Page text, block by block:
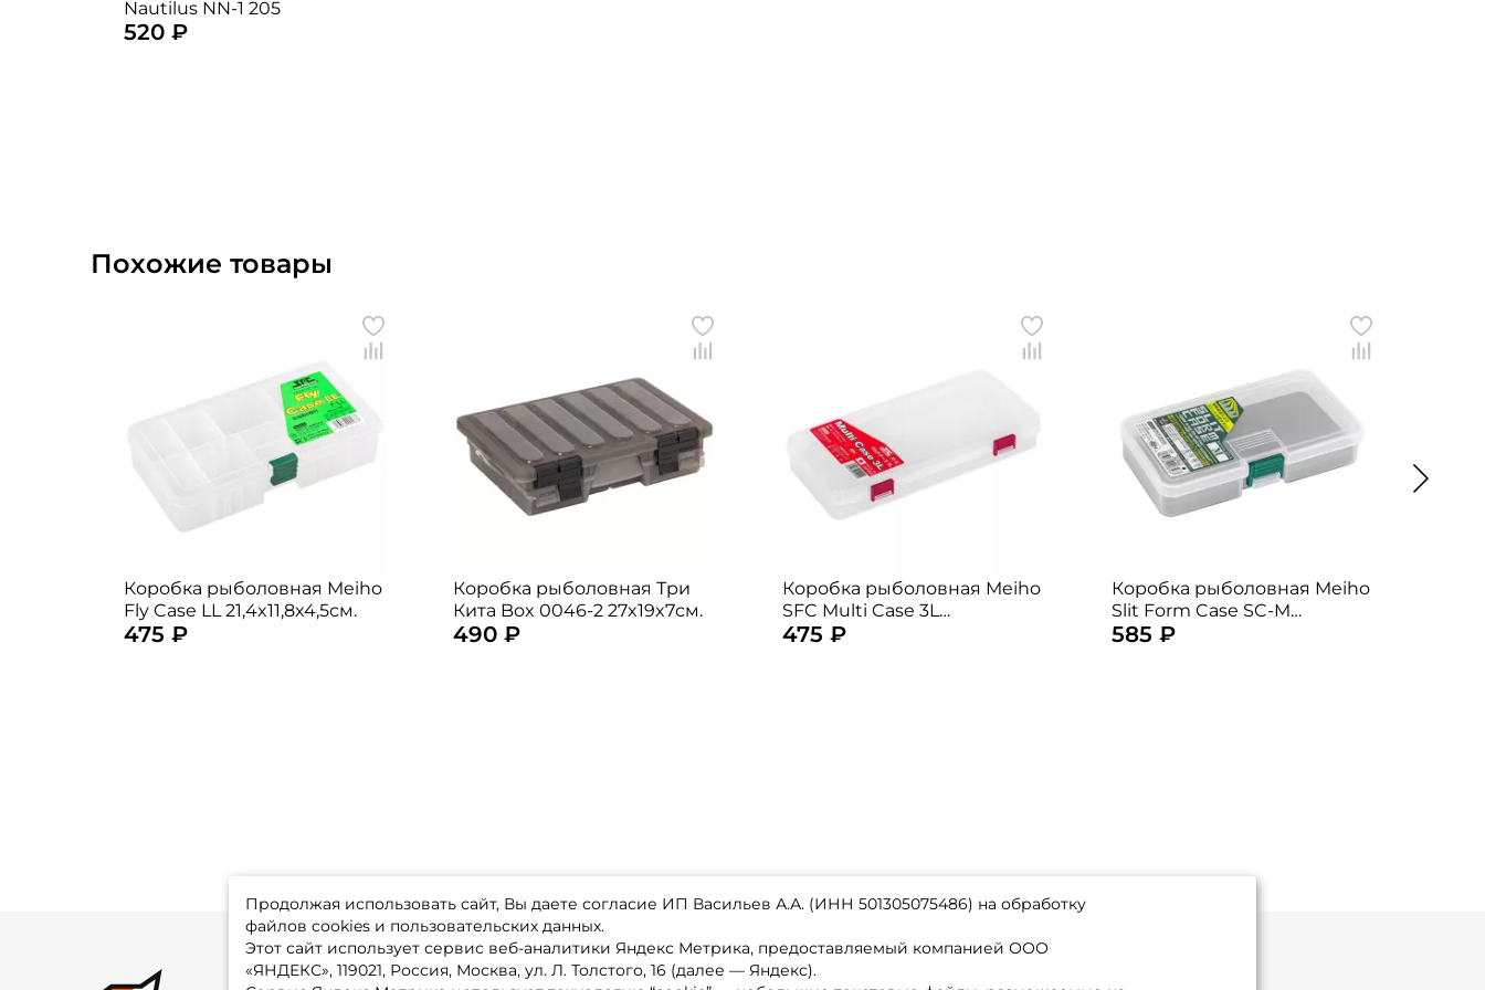
Nautilus NN-1 205
520 ₽
Похожие товары
Коробка рыболовная Meiho
Fly Case LL 21,4x11,8x4,5см.
475 ₽
Коробка рыболовная Три
Кита Box 0046-2 27x19x7см.
490 ₽
Коробка рыболовная Meiho
SFC Multi Case 3L
27,5x13,1x4,5см.
475 ₽
Коробка рыболовная Meiho
Slit Form Case SC-M
16,1x9,1x3,1см.
585 ₽
Продолжая использовать сайт, Вы даете согласие ИП Васильев А.А. (ИНН 501305075486) на обработку
файлов cookies и пользовательских данных.
Этот сайт использует сервис веб-аналитики Яндекс Метрика, предоставляемый компанией ООО
«ЯНДЕКС», 119021, Россия, Москва, ул. Л. Толстого, 16 (далее — Яндекс).